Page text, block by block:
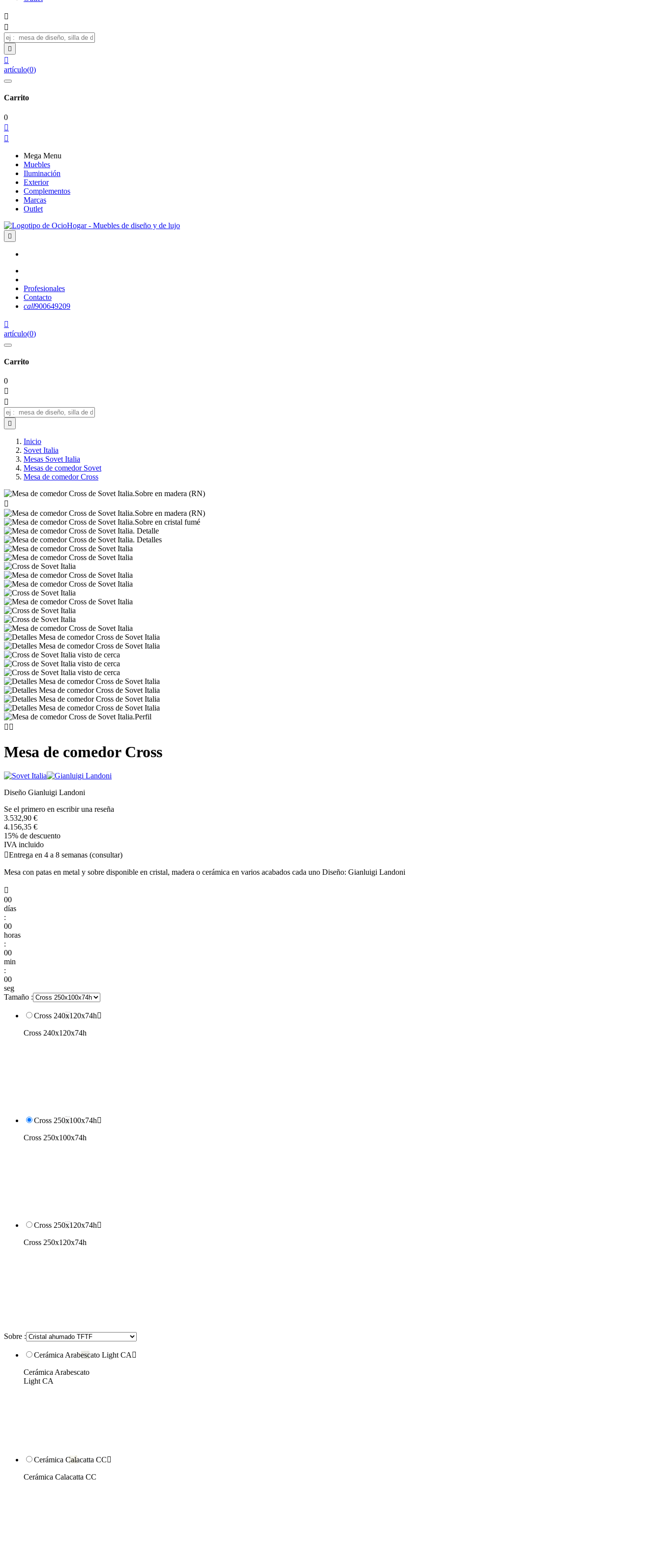




artículo(0)
Carrito
0


Mega Menu
Muebles
Iluminación
Exterior
Complementos
Marcas
Outlet

Profesionales
Contacto
call900649209

artículo(0)
Carrito
0



Inicio
Sovet Italia
Mesas Sovet Italia
Mesas de comedor Sovet
Mesa de comedor Cross

 
Mesa de comedor Cross
Diseño Gianluigi Landoni
Se el primero en escribir una reseña
3.532,90 €
4.156,35 €
15% de descuento
IVA incluido
Entrega en 4 a 8 semanas (consultar)
Mesa con patas en metal y sobre disponible en cristal, madera o cerámica en varios acabados cada uno Diseño: Gianluigi Landoni

00
días
:
00
horas
:
00
min
:
00
seg
Tamaño :
Cross 240x120x74h
Cross 240x120x74h
Cross 250x100x74h
Cross 250x100x74h
Cross 250x120x74h
Cross 250x120x74h
Sobre :
Cerámica Arabescato Light CA 
Cerámica Arabescato
Light CA
Cerámica Calacatta CC
Cerámica Calacatta CC